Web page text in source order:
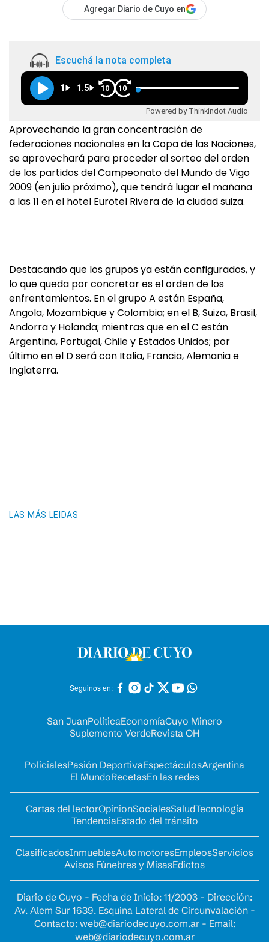
Agregar Diario de Cuyo en
Escuchá la nota completa
1 1.5 10 10
Powered by Thinkindot Audio
Aprovechando la gran concentración de
federaciones nacionales en la Copa de las Naciones,
se aprovechará para proceder al sorteo del orden
de los partidos del Campeonato del Mundo de Vigo
2009 (en julio próximo), que tendrá lugar el mañana
a las 11 en el hotel Eurotel Rivera de la ciudad suiza.
Destacando que los grupos ya están configurados, y
lo que queda por concretar es el orden de los
enfrentamientos. En el grupo A están España,
Angola, Mozambique y Colombia; en el B, Suiza, Brasil,
Andorra y Holanda; mientras que en el C están
Argentina, Portugal, Chile y Estados Unidos; por
último en el D será con Italia, Francia, Alemania e
Inglaterra.
LAS MÁS LEIDAS
Seguinos en:
San JuanPolíticaEconomíaCuyo Minero
Suplemento VerdeRevista OH
PolicialesPasión DeportivaEspectáculosArgentina
El MundoRecetasEn las redes
Cartas del lectorOpinionSocialesSaludTecnología
TendenciaEstado del tránsito
ClasificadosInmueblesAutomotoresEmpleosServicios
Avisos Fúnebres y MisasEdictos
Diario de Cuyo - Fecha de Inicio: 11/2003 - Dirección:
Av. Alem Sur 1639. Esquina Lateral de Circunvalación -
Contacto: web@diariodecuyo.com.ar- Email:
web@diariodecuyo.com.ar